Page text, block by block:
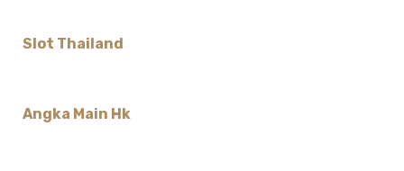
Slot Thailand
Angka Main Hk